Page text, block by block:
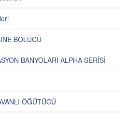
BÖLÜCÜ
BANYOLARI ALPHA SERİSİ
ÖĞÜTÜCÜ